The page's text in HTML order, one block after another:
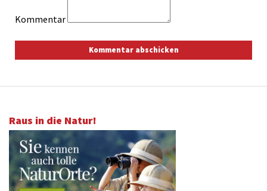
Kommentar
Raus in die Natur!